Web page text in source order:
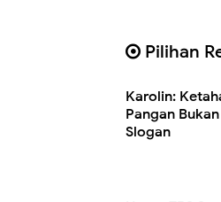
Pilihan
Karolin:
Pangan
Slogan